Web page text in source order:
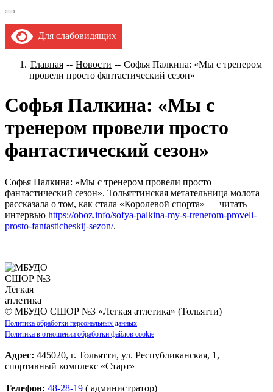
Для слабовидящих
Главная -- Новости -- Софья Палкина: «Мы с тренером
провели просто фантастический сезон»
Софья Палкина: «Мы с
тренером провели просто
фантастический сезон»
Софья Палкина: «Мы с тренером провели просто
фантастический сезон». Тольяттинская метательница молота
рассказала о том, как стала «Королевой спорта» — читать
интервью https://oboz.info/sofya-palkina-my-s-trenerom-proveli-
prosto-fantasticheskij-sezon/.
© МБУДО СШОР №3 «Легкая атлетика» (Тольятти)
Политика обработки персональных данных
Политика в отношении обработки файлов cookie
Адрес: 445020, г. Тольятти, ул. Республиканская, 1,
спортивный комплекс «Старт»
Телефон: 48-28-19 ( администратор)